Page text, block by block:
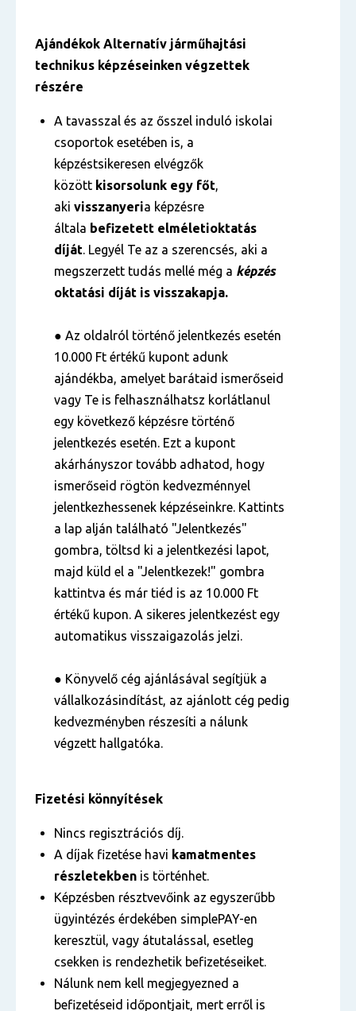
Ajándékok Alternatív járműhajtási
technikus képzéseinken végzettek
részére
A tavasszal és az ősszel induló iskolai
csoportok esetében is, a
képzéstsikeresen elvégzők
között kisorsolunk egy főt,
aki visszanyeria képzésre
általa befizetett elméletioktatás
díját. Legyél Te az a szerencsés, aki a
megszerzett tudás mellé még a képzés
oktatási díját is visszakapja.
● Az oldalról történő jelentkezés esetén
10.000 Ft értékű kupont adunk
ajándékba, amelyet barátaid ismerőseid
vagy Te is felhasználhatsz korlátlanul
egy következő képzésre történő
jelentkezés esetén. Ezt a kupont
akárhányszor tovább adhatod, hogy
ismerőseid rögtön kedvezménnyel
jelentkezhessenek képzéseinkre. Kattints
a lap alján található "Jelentkezés"
gombra, töltsd ki a jelentkezési lapot,
majd küld el a "Jelentkezek!" gombra
kattintva és már tiéd is az 10.000 Ft
értékű kupon. A sikeres jelentkezést egy
automatikus visszaigazolás jelzi.
● Könyvelő cég ajánlásával segítjük a
vállalkozásindítást, az ajánlott cég pedig
kedvezményben részesíti a nálunk
végzett hallgatóka.
Fizetési könnyítések
Nincs regisztrációs díj.
A díjak fizetése havi kamatmentes
részletekben is történhet.
Képzésben résztvevőink az egyszerűbb
ügyintézés érdekében simplePAY-en
keresztül, vagy átutalással, esetleg
csekken is rendezhetik befizetéseiket.
Nálunk nem kell megjegyezned a
befizetéseid időpontjait, mert erről is